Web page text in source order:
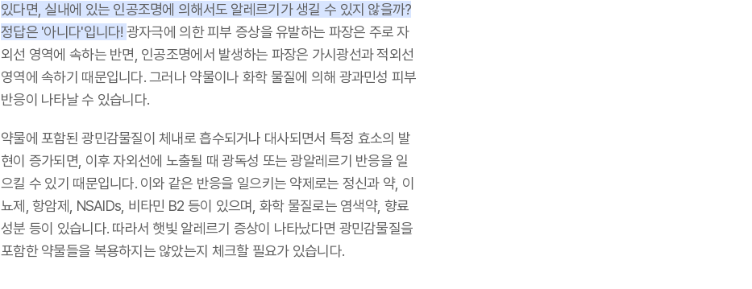
있다면, 실내에 있는 인공조명에 의해서도 알레르기가 생길 수 있지 않을까?
정답은 '아니다'입니다! 광자극에 의한 피부 증상을 유발하는 파장은 주로 자
외선 영역에 속하는 반면, 인공조명에서 발생하는 파장은 가시광선과 적외선
영역에 속하기 때문입니다. 그러나 약물이나 화학 물질에 의해 광과민성 피부
반응이 나타날 수 있습니다.
약물에 포함된 광민감물질이 체내로 흡수되거나 대사되면서 특정 효소의 발
현이 증가되면, 이후 자외선에 노출될 때 광독성 또는 광알레르기 반응을 일
으킬 수 있기 때문입니다. 이와 같은 반응을 일으키는 약제로는 정신과 약, 이
뇨제, 항암제, NSAIDs, 비타민 B2 등이 있으며, 화학 물질로는 염색약, 향료
성분 등이 있습니다. 따라서 햇빛 알레르기 증상이 나타났다면 광민감물질을
포함한 약물들을 복용하지는 않았는지 체크할 필요가 있습니다.